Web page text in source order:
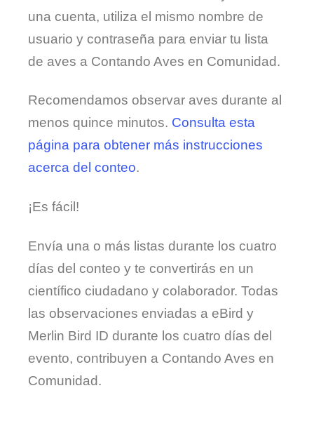
una cuenta, utiliza el mismo nombre de
usuario y contraseña para enviar tu lista
de aves a Contando Aves en Comunidad.
Recomendamos observar aves durante al
menos quince minutos. Consulta esta
página para obtener más instrucciones
acerca del conteo.
¡Es fácil!
Envía una o más listas durante los cuatro
días del conteo y te convertirás en un
científico ciudadano y colaborador. Todas
las observaciones enviadas a eBird y
Merlin Bird ID durante los cuatro días del
evento, contribuyen a Contando Aves en
Comunidad.